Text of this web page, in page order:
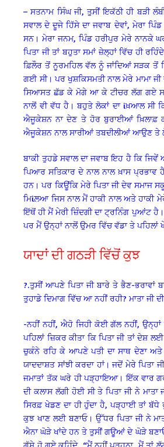
– ਸਤਨਾਮ ਸਿੰਘ ਜੀ, ਤੁਸੀਂ ਇਕੱਠੀ ਹੀ ਬੜੀ
ਸਵਾਲ ਦੇ ਦੂਜੇ ਹਿੱਸੇ ਦਾ ਜਵਾਬ ਦੇਵਾਂ, ਮੇਰਾ
ਸਨ। ਮੇਰਾ ਜਨਮ, ਪਿੰਡ ਹਰੀਪੁਰ ਮੇਰੇ ਨਾਨਕੇ
ਪਿਤਾ ਜੀ ਤਾਂ ਬਹੁਤਾ ਸਮਾਂ ਜ਼ੇਲ੍ਹਾਂ ਵਿੱਚ ਹੀ
ਫ਼ਿਲੌਰ ਤੋਂ ਨੂਰਮਹਿਲ ਵੱਲ ਨੂੰ ਜਾਂਦਿਆਂ ਸੜਕ ਤੋਂ
ਗਈ ਸੀ। ਪਰ ਖੁਸ਼ਕਿਸਮਤੀ ਨਾਲ ਮੇਰੇ ਮਾਮਾ
ਸਿਆਸਤ ਛੱਡ ਕੇ ਮੋਗੇ ਆ ਕੇ ਟੀਚਰ ਲੱਗ ਗਏ
ਨਾਲੋਂ ਵੀ ਵੱਧ ਹੈ। ਬਹੁਤੇ ਲੋਕਾਂ ਦਾ iਖ਼ਆਲ ਸੀ
ਐਜੂਕੇਸ਼ਨ ਨਾ ਦੇਣ ਤੇ ਹੋਰ ਬੁਰਾਈਆਂ ਖ਼ਿਲਾਫ਼
ਐਜੂਕੇਸ਼ਨ ਨਾਲ ਸਾਰੀਆਂ ਤਬਦੀਲੀਆਂ ਆਉਣ ਤੇ
ਬਾਕੀ ਤੁਹਡੇ ਸਵਾਲ ਦਾ ਜਵਾਬ ਇਹ ਹੈ ਕਿ
ਪਿਆਰ ਸਤਿਕਾਰ ਦੇ ਨਾਲ ਨਾਲ ਖ਼ਾਸ
ਹਨ। ਪਰ ਕਿਊਂਕਿ ਮੇਰੇ ਪਿਤਾ ਜੀ ਦੇਵ ਸਮਾਜ
ਮਿiਲ਼ਆ ਜਿਸ ਨਾਲ ਮੈਂ ਹਾਕੀ ਨਾਲ ਅਤੇ ਹਾਕੀ
ਇੱਥੋਂ ਹੀ ਮੈਂ ਮੇਰੀ ਜ਼ਿੰਦਗੀ ਦਾ ਟ੍ਰਨਿੰਗ ਪੁਆਂਟ
ਪਰ ਮੈਂ ਉਨ੍ਹਾਂ ਨਾਲੋਂ ਉਮਰ ਵਿੱਚ ਵੱਡਾ ਤੇ
ਯਾਦਾਂ ਦੀ ਗਠੜੀ ਵਿੱਚੋਂ ਕੁਝ
?.ਤੁਸੀਂ ਆਪਣੇ ਪਿਤਾ ਜੀ ਬਾਰੇ ਤੇ ਭੈਣ-ਭਰਾਵਾਂ
ਤੁਹਾਡੇ ਦਿਮਾਗ ਵਿੱਚ ਆ ਨਹੀਂ ਰਹੀ? ਮਾਤਾ ਜੀ
-ਨਹੀਂ ਨਹੀਂ, ਐਹੋ ਜਿਹੀ ਕੋਈ ਗੱਲ ਨਹੀਂ, ਉਨ੍ਹਾਂ
ਪਹਿਲਾਂ ਜ਼ਿਕਰ ਕੀਤਾ ਕਿ ਪਿਤਾ ਜੀ ਤਾਂ
ਚੁਕੰਨੇ ਰਹਿ ਕੇ ਆਪਣੇ ਪਤੀ ਦਾ ਸਾਥ ਦੇਣਾ ਅਤੇ
ਯਾਦਦਾਸ਼ਤ ਸਾਂਝੀ ਕਰਦਾ ਹਾਂ। ਜਦੋਂ ਮੇਰੇ
ਜਮਾਤਾਂ ਤੱਕ ਘਰੇ ਹੀ ਪੜ੍ਹਾਇਆ। ਇੱਕ ਵਾਰ
ਦੀ ਕਲਾਸ ਲੱਗੀ ਹੋਈ ਸੀ ਤੇ ਪਿਤਾ ਜੀ ਨੇ
ਸਿਰਫ਼ ਖੇਡਣ ਦਾ ਹੀ ਹੁੰਦਾ ਹੈ, ਪੜ੍ਹਾਈ ਤਾਂ
ਕੁਝ ਖਾਣ ਲਈ ਬਣਾਓ। ਉੱਧਰ ਪਿਤਾ ਜੀ ਨੇ
ਐਨਾ ਘੋੜੇ ਖਾਂਦੇ ਹਨ ਤੇ ਤੁਸੀਂ ਗਊਆਂ ਦੇ ਘੋੜੇ